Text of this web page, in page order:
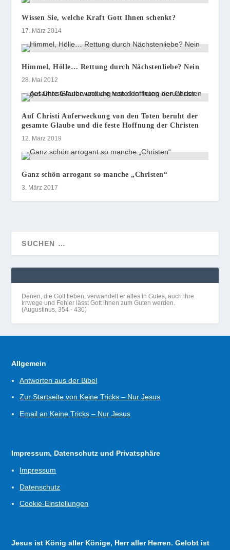
Wissen Sie, welche Kraft Gott Ihnen schenkt?
17. März 2014
Himmel, Hölle… Rettung durch Nächstenliebe? Nein
28. Mai 2012
Auf Christi Auferweckung von den Toten beruht der
gesamte Glaube und die feste Hoffnung der Christen
12. März 2019
Ganz schön arrogant so manche „Christen“
3. März 2017
Denen, die Gott lieben, verwandelt er alles in Gutes, auch ihre
Irrwege und Fehler lässt Gott ihnen zum Guten werden.
(Augustinus, 354 - 430)
Allgemein
Antworten aus der Bibel
Zur Startseite von Keine Tricks – Nur Jesus
Email an Keine Tricks – Nur Jesus
Impressum, Datenschutz und Privatsphäre
Impressum
Datenschutz
Cookie-Einstellungen
Jesus ist König aller Könige, Herr aller Herren. Gelobt ist